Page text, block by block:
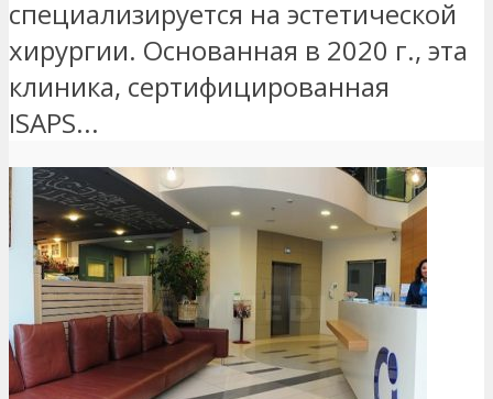
специализируется на эстетической
хирургии. Основанная в 2020 г., эта
клиника, сертифицированная
ISAPS...